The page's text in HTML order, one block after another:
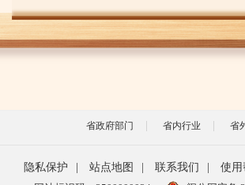
省政府部门 省内行业 省
隐私保护 站点地图 联系我们 使用